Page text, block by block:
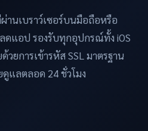
านเบราว์เซอร์บนมือถือหรือ
ดแอป รองรับทุกอุปกรณ์ทั้ง iOS
ยการเข้ารหัส SSL มาตรฐาน
แลตลอด 24 ชั่วโมง